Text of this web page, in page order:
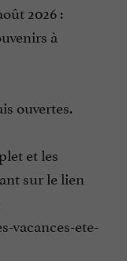
2026 :
à
ouvertes.
et les
sur le lien
vacances-ete-